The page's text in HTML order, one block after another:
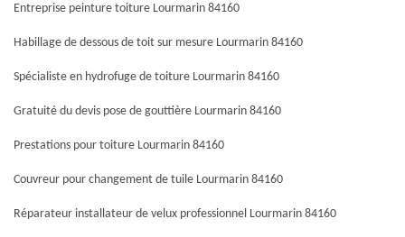
Entreprise peinture toiture Lourmarin 84160
Habillage de dessous de toit sur mesure Lourmarin 84160
Spécialiste en hydrofuge de toiture Lourmarin 84160
Gratuité du devis pose de gouttière Lourmarin 84160
Prestations pour toiture Lourmarin 84160
Couvreur pour changement de tuile Lourmarin 84160
Réparateur installateur de velux professionnel Lourmarin 84160